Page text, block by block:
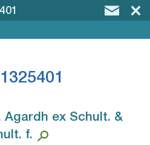
Agardh ex Schult. &
f.⁣